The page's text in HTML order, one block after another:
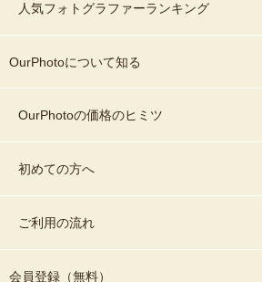
人気フォトグラファーランキング
OurPhotoについて知る
OurPhotoの価格のヒミツ
初めての方へ
ご利用の流れ
会員登録（無料）